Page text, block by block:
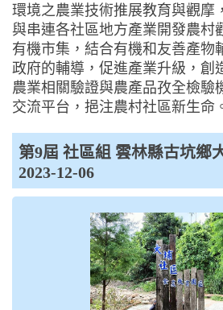
環境之農業技術推展教育與觀摩
與串連各社區地方產業開發農村
有機市集，結合有機和友善產物
政府的輔導，促進產業升級，創
農業相關驗證與農產品孜全檢驗
交流平台，挹注農村社區新生命
第9屆 社區組 雲林縣古坑鄉
2023-12-06